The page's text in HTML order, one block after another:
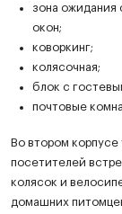
зона ожидания
окон;
коворкинг;
колясочная;
блок с
почтовые
Во втором корпусе
посетителей
колясок и
домашних